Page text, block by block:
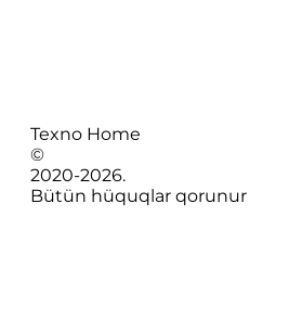
Texno Home
©
2020-2026.
Bütün hüquqlar qorunur